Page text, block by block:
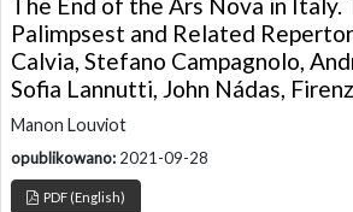
Palimpsest and Related
Calvia, Stefano Campagnolo,
Sofia Lannutti, John Nádas,
Manon Louviot
opublikowano: 2021-09-28
PDF (English)